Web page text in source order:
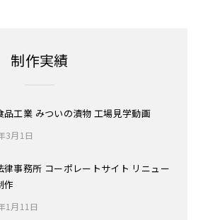
制作実績
品工業 みついの漬物 工場見学動画
3月1日
律事務所 コーポレートサイト リニュー
作
1月11日